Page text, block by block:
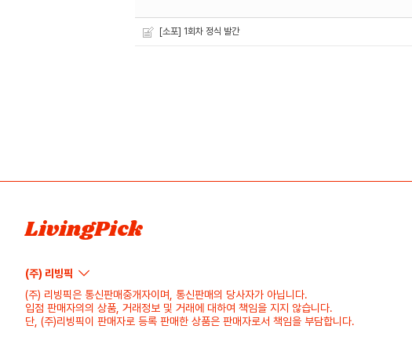
[소포] 1회차 정식 발간
LivingPick
(주) 리빙픽
(주) 리빙픽은 통신판매중개자이며, 통신판매의 당사자가 아닙니다.
입점 판매자의의 상품, 거래정보 및 거래에 대하여 책임을 지지 않습니다.
단, (주)리빙픽이 판매자로 등록 판매한 상품은 판매자로서 책임을 부담합니다.